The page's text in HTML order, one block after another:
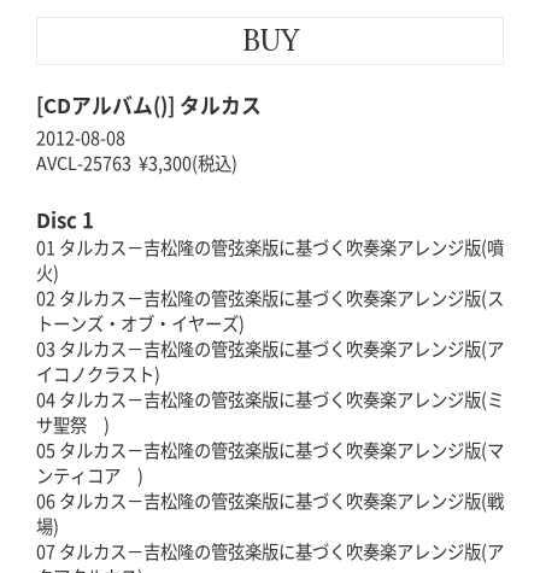
BUY
[CDアルバム()] タルカス
2012-08-08
AVCL-25763 ¥3,300(税込)
Disc 1
01 タルカス－吉松隆の管弦楽版に基づく吹奏楽アレンジ版(噴
火)
02 タルカス－吉松隆の管弦楽版に基づく吹奏楽アレンジ版(ス
トーンズ・オブ・イヤーズ)
03 タルカス－吉松隆の管弦楽版に基づく吹奏楽アレンジ版(ア
イコノクラスト)
04 タルカス－吉松隆の管弦楽版に基づく吹奏楽アレンジ版(ミ
サ聖祭 )
05 タルカス－吉松隆の管弦楽版に基づく吹奏楽アレンジ版(マ
ンティコア )
06 タルカス－吉松隆の管弦楽版に基づく吹奏楽アレンジ版(戦
場)
07 タルカス－吉松隆の管弦楽版に基づく吹奏楽アレンジ版(ア